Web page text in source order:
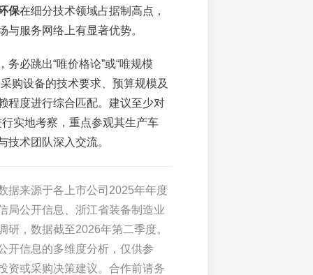
保在细分技术领域占据制高点，
与服务网络上有显著优势。
务必跳出“唯价格论”或“唯规模
购设备的技术要求、预算规模及
程度进行综合匹配。建议至少对
实地考察，重点参观其生产车
技术团队深入交流。
据来源于各上市公司2025年年度
局公开信息、浙江省装备制造业
研，数据截至2026年第二季度。
开信息的多维度分析，仅供参
资或采购决策建议。合作前请务